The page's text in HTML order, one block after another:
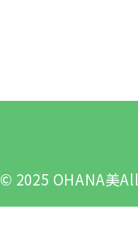
© 2025 OHANA美